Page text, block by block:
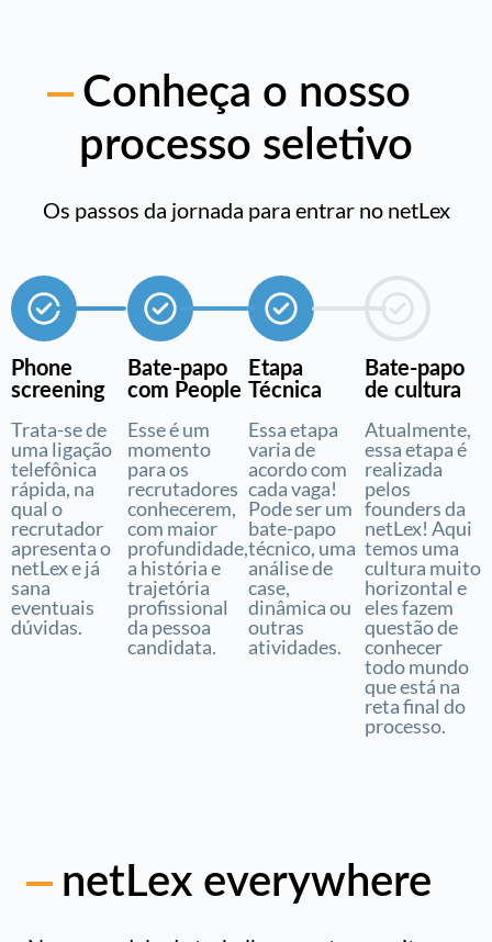
Conheça o nosso
processo seletivo
Os passos da jornada para entrar no netLex
Phone
screening
Trata-se de
uma ligação
telefônica
rápida, na
qual o
recrutador
apresenta o
netLex e já
sana
eventuais
dúvidas.
Bate-papo
com People
Esse é um
momento
para os
recrutadores
conhecerem,
com maior
profundidade,
a história e
trajetória
profissional
da pessoa
candidata.
Etapa
Técnica
Essa etapa
varia de
acordo com
cada vaga!
Pode ser um
bate-papo
técnico, uma
análise de
case,
dinâmica ou
outras
atividades.
Bate-papo
de cultura
Atualmente,
essa etapa é
realizada
pelos
founders da
netLex! Aqui
temos uma
cultura muito
horizontal e
eles fazem
questão de
conhecer
todo mundo
que está na
reta final do
processo.
netLex everywhere